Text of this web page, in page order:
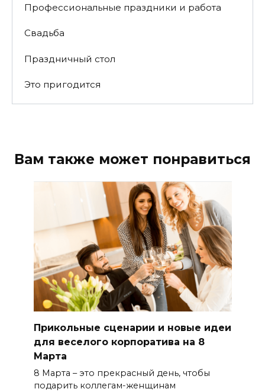
Профессиональные праздники и работа
Свадьба
Праздничный стол
Это пригодится
Вам также может понравиться
Прикольные сценарии и новые идеи
для веселого корпоратива на 8
Марта
8 Марта – это прекрасный день, чтобы
подарить коллегам-женщинам